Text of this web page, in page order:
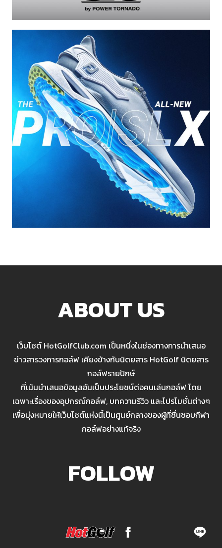
ABOUT US
เว็บไซต์ HotGolfClub.com เป็นหนึ่งในช่องทางการนำเสนอ
ข่าวสารวงการกอล์ฟ เคียงข้างกับนิตยสาร HotGolf นิตยสาร
กอล์ฟรายปักษ์
ที่เน้นนำเสนอข้อมูลอันเป็นประโยชน์ต่อคนเล่นกอล์ฟ โดย
เฉพาะเรื่องของอุปกรณ์กอล์ฟ, บทความรีวิว และโปรโมชั่นต่างๆ
เพื่อมุ่งหมายให้เว็บไซต์แห่งนี้เป็นศูนย์กลางของผู้ที่ชื่นชอบกีฬา
กอล์ฟอย่างแท้จริง
FOLLOW